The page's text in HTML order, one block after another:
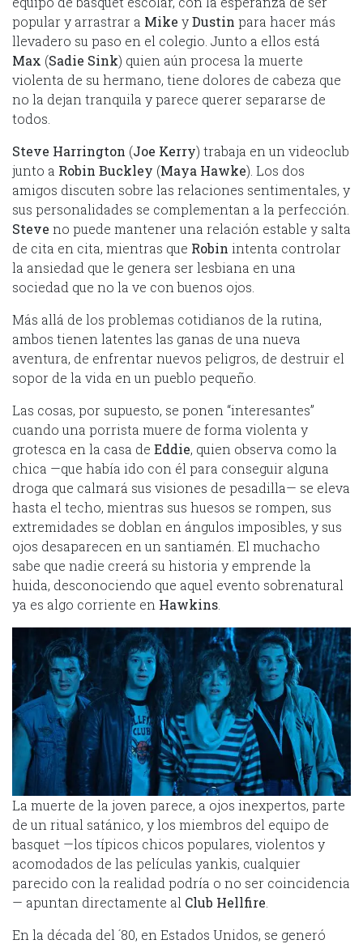
popular y arrastrar a Mike yDustin para hacer más
llevadero su paso en el colegio. Junto a ellos está
Max (Sadie Sink) quien aún procesa la muerte
violenta de su hermano, tiene dolores de cabeza que
no la dejan tranquila y parece querer separarse de
todos.
Steve Harrington (Joe Kerry) trabaja en un videoclub
junto a Robin Buckley (Maya Hawke). Los dos
amigos discuten sobre las relaciones sentimentales, y
sus personalidades se complementan a la perfección.
Steve no puede mantener una relación estable y salta
de cita en cita, mientras que Robin intenta controlar
la ansiedad que le genera ser lesbiana en una
sociedad que no la ve con buenos ojos.
Más allá de los problemas cotidianos de la rutina,
ambos tienen latentes las ganas de una nueva
aventura, de enfrentar nuevos peligros, de destruir el
sopor de la vida en un pueblo pequeño.
Las cosas, por supuesto, se ponen “interesantes”
cuando una porrista muere de forma violenta y
grotesca en la casa de Eddie, quien observa como la
chica —que había ido con él para conseguir alguna
droga que calmará sus visiones de pesadilla— se eleva
hasta el techo, mientras sus huesos se rompen, sus
extremidades se doblan en ángulos imposibles, y sus
ojos desaparecen en un santiamén. El muchacho
sabe que nadie creerá su historia y emprende la
huida, desconociendo que aquel evento sobrenatural
ya es algo corriente en Hawkins
La muerte de la joven parece, a ojos inexpertos, parte
de un ritual satánico, y los miembros del equipo de
basquet —los típicos chicos populares, violentos y
acomodados de las películas yankis, cualquier
parecido con la realidad podría o no ser coincidencia
— apuntan directamente al Club Hellfire
En la década del ´80, en Estados Unidos, se generó